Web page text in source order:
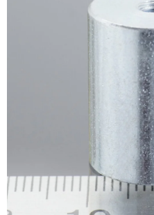
Rétractation du contrat